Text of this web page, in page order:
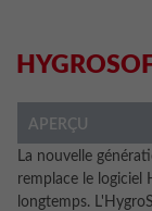
APERÇU
La nouvelle
remplace le logiciel
longtemps.